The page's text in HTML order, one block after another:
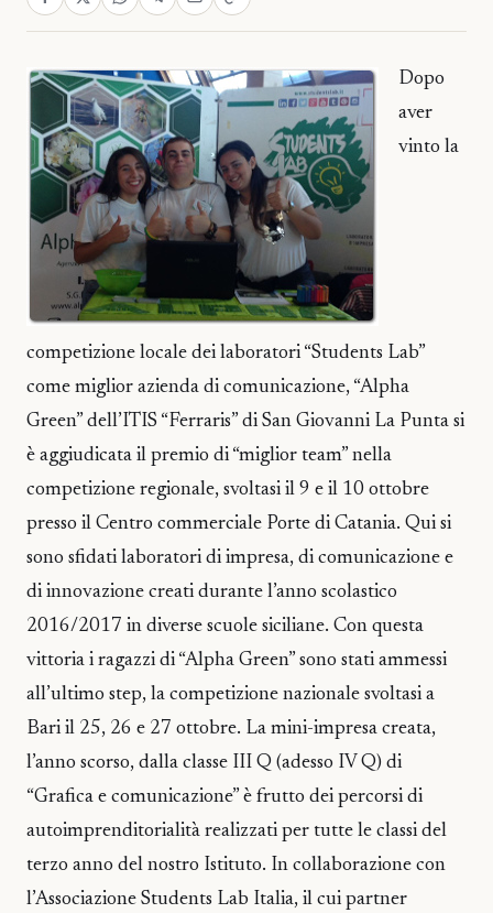
Dopo
aver
vinto la
competizione locale dei laboratori “Students Lab”
come miglior azienda di comunicazione, “Alpha
Green” dell’ITIS “Ferraris” di San Giovanni La Punta si
è aggiudicata il premio di “miglior team” nella
competizione regionale, svoltasi il 9 e il 10 ottobre
presso il Centro commerciale Porte di Catania. Qui si
sono sfidati laboratori di impresa, di comunicazione e
di innovazione creati durante l’anno scolastico
2016/2017 in diverse scuole siciliane. Con questa
vittoria i ragazzi di “Alpha Green” sono stati ammessi
all’ultimo step, la competizione nazionale svoltasi a
Bari il 25, 26 e 27 ottobre. La mini-impresa creata,
l’anno scorso, dalla classe III Q (adesso IV Q) di
“Grafica e comunicazione” è frutto dei percorsi di
autoimprenditorialità realizzati per tutte le classi del
terzo anno del nostro Istituto. In collaborazione con
l’Associazione Students Lab Italia, il cui partner